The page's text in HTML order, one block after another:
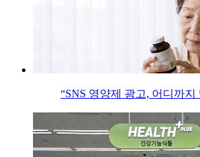
“SNS 영양제 광고, 어디까지